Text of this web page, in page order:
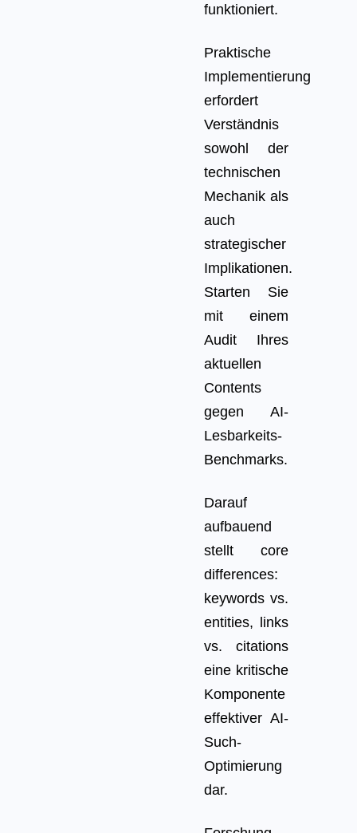
funktioniert.
Praktische
Implementierung
erfordert
Verständnis
sowohl der
technischen
Mechanik als
auch
strategischer
Implikationen.
Starten Sie
mit einem
Audit Ihres
aktuellen
Contents
gegen AI-
Lesbarkeits-
Benchmarks.
Darauf
aufbauend
stellt core
differences:
keywords vs.
entities, links
vs. citations
eine kritische
Komponente
effektiver AI-
Such-
Optimierung
dar.